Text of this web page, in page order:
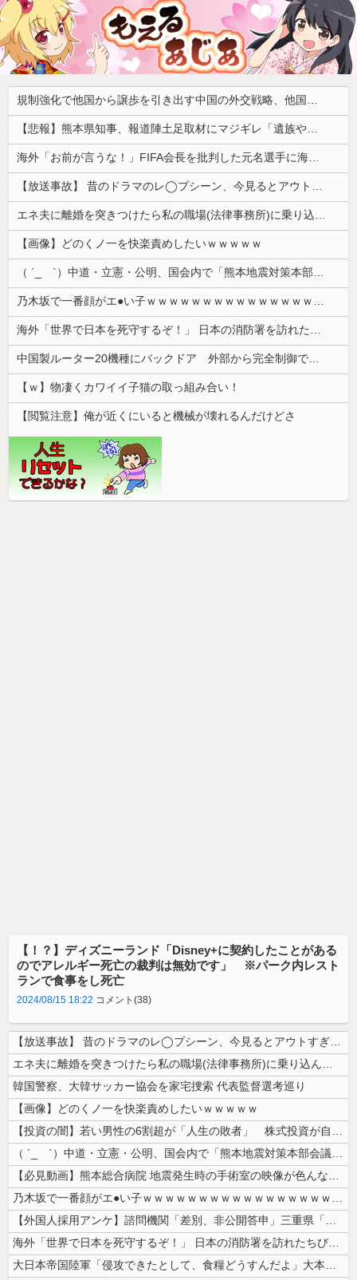
規制強化で他国から譲歩を引き出す中国の外交戦略、他国がサプライチェーン変更で対抗した結果……
【悲報】熊本県知事、報道陣土足取材にマジギレ「遺族や被災者から強い不満でてる！」 → 記者「例えば？」 → 知事、怒り通り越して呆れてしまう ………
海外「お前が言うな！」FIFA会長を批判した元名選手に海外から猛反発！（海外の反応）
【放送事故】 昔のドラマのレ◯プシーン、今見るとアウトすぎる・・・
エネ夫に離婚を突きつけたら私の職場(法律事務所)に乗り込んできた 堂々と「離婚の法律相談です。母の薦めでこちらに参りました」と言っているが、...
【画像】どのくノ一を快楽責めしたいｗｗｗｗｗ
（ ´_ゝ`）中道・立憲・公明、国会内で「熊本地震対策本部会議」各省庁からヒアリング・現地から意見聴取「パーティション、人手、宿泊施設の不足や、...
乃木坂で一番顔がエ●い子ｗｗｗｗｗｗｗｗｗｗｗｗｗｗｗｗｗｗｗ
海外「世界で日本を死守するぞ！」 日本の消防署を訪れたちびっ子集団が世界をメロメロに
中国製ルーター20機種にバックドア 外部から完全制御できる機能が仕込まれていた
【ｗ】物凄くカワイイ子猫の取っ組み合い！
【閲覧注意】俺が近くにいると機械が壊れるんだけどさ
【！？】ディズニーランド「Disney+に契約したことがある
のでアレルギー死亡の裁判は無効です」 ※パーク内レスト
ランで食事をし死亡
2024/08/15 18:22 コメント(38)
【放送事故】 昔のドラマのレ◯プシーン、今見るとアウトすぎる・・・
エネ夫に離婚を突きつけたら私の職場(法律事務所)に乗り込んできた 堂々...
韓国警察、大韓サッカー協会を家宅捜索 代表監督選考巡り
【画像】どのくノ一を快楽責めしたいｗｗｗｗｗ
【投資の闇】若い男性の6割超が「人生の敗者」 株式投資が自信喪失の原因...
（ ´_ゝ`）中道・立憲・公明、国会内で「熊本地震対策本部会議」各省庁...
【必見動画】熊本総合病院 地震発生時の手術室の映像が色んな意味で衝撃的...
乃木坂で一番顔がエ●い子ｗｗｗｗｗｗｗｗｗｗｗｗｗｗｗｗｗｗｗ
【外国人採用アンケ】諮問機関「差別、非公開答申」三重県「差別に当たらず...
海外「世界で日本を死守するぞ！」 日本の消防署を訪れたちびっ子集団が世...
大日本帝国陸軍「侵攻できたとして、食糧どうすんだよ」大本営「現地調達」...